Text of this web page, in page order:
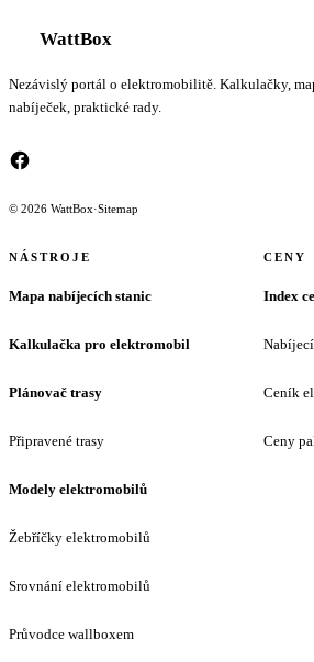
WattBox
Nezávislý portál o elektromobilitě. Kalkulačky,
nabíječek, praktické rady.
© 2026 WattBox·Sitemap
NÁSTROJE
Mapa nabíjecích stanic
Kalkulačka pro elektromobil
Plánovač trasy
Připravené trasy
Modely elektromobilů
Žebříčky elektromobilů
Srovnání elektromobilů
Průvodce wallboxem
CENY
Index
Ceník
Ceny